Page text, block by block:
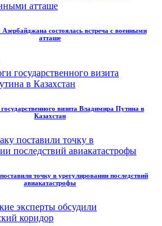
состоялась встреча с военными
атташе
визита Владимира Путина в
Казахстан
точку в урегулировании последствий
авиакатастрофы